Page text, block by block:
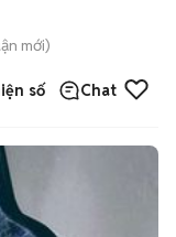
mới)
số Chat